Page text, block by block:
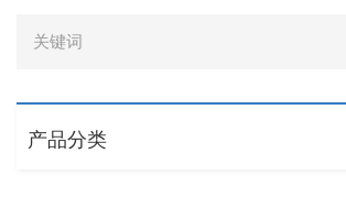
产品分类